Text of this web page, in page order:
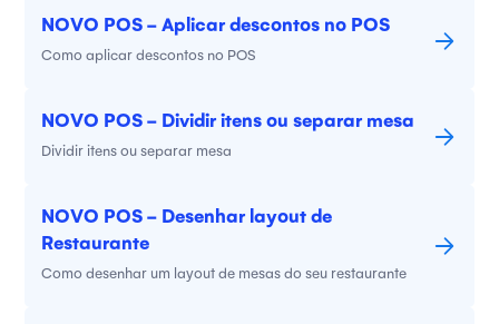
NOVO POS - Aplicar descontos no POS
Como aplicar descontos no POS
NOVO POS - Dividir itens ou separar mesa
Dividir itens ou separar mesa
NOVO POS - Desenhar layout de
Restaurante
Como desenhar um layout de mesas do seu restaurante